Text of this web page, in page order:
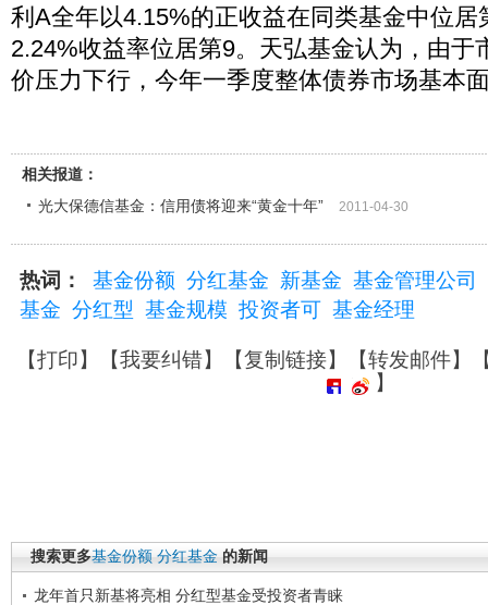
利A全年以4.15%的正收益在同类基金中位居
2.24%收益率位居第9。天弘基金认为，由于
价压力下行，今年一季度整体债券市场基本
相关报道：
光大保德信基金：信用债将迎来“黄金十年”
2011-04-30
热词： 基金份额 分红基金 新基金 基金管理公司
基金 分红型 基金规模 投资者可 基金经理
【打印】【我要纠错】【复制链接】【转发邮件】
】
搜索更多基金份额 分红基金 的新闻
龙年首只新基将亮相 分红型基金受投资者青睐